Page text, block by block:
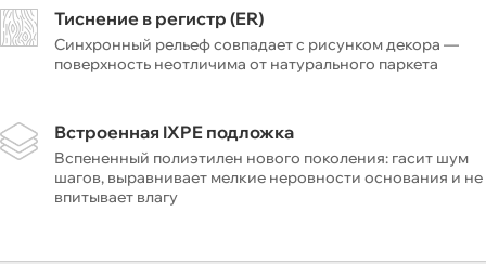
Тиснение в регистр (ER)
Синхронный рельеф совпадает с рисунком декора —
поверхность неотличима от натурального паркета
Встроенная IXPE подложка
Вспененный полиэтилен нового поколения: гасит шум
шагов, выравнивает мелкие неровности основания и не
впитывает влагу